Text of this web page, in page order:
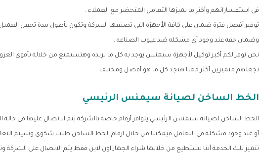
فى استفساراتهم وأكثر ما يميزها التعامل المتحضر مع العملاء .
توفير أفضل فترة ضمان على كافة الأجهزة التى تصنعها الشركة وتكون بأطول مدة تجعل
وضمان حقه عند وجود أى مشكله ضد عيوب الصناعه .
نحن نوفر لكم أكبر توكيل لأجهزة سيمنس يوجد به كل ما تريده وهتستمتع من خلاله بأقوى
تجعلهم متميزين أكثر معنا هتجد كل ما هو أفضل ومختلف .
الخط الساخن لصيانة سيمنس الرئيسي
الخط الساخن لصيانة سيمنس الرئيسي يتوافر أرقام خاصة بالشركة يتم الاتصال عليها فى
أو عند وجود مشكله فى التعامل فيمكننا من خلال ارقام الخط الساخن طلب شكوى وسيتم
تتميز تلك الخدمة أننا نستطيع من خلالها شراء الجهاز اون لاين فقط يتم الاتصال على الشركة